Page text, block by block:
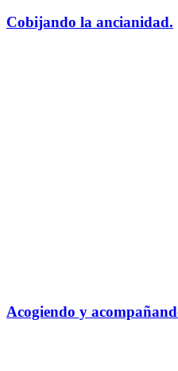
Cobijando la ancianidad.
Acogiendo y